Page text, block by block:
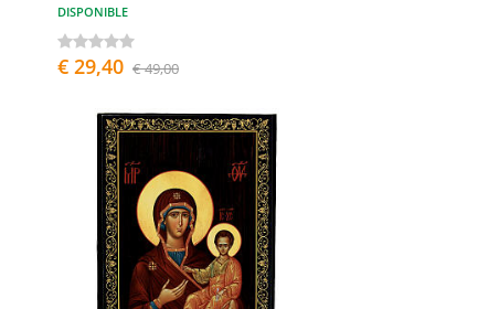
DISPONIBLE
€ 29,40 € 49,00